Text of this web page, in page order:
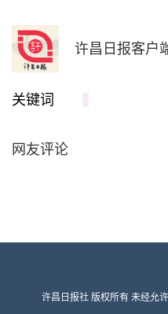
许昌日报客户
关键词
网友评论
许昌日报社 版权所有 未经允